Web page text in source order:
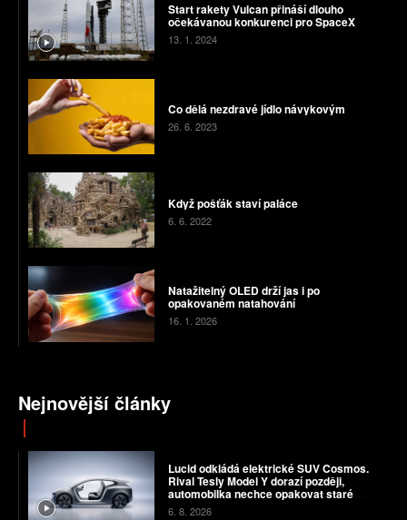
Start rakety Vulcan přináší dlouho
očekávanou konkurenci pro SpaceX
13. 1. 2024
Co dělá nezdravé jídlo návykovým
26. 6. 2023
Když pošťák staví paláce
6. 6. 2022
Natažitelný OLED drží jas i po
opakovaném natahování
16. 1. 2026
Nejnovější články
Lucid odkládá elektrické SUV Cosmos.
Rival Tesly Model Y dorazí později,
automobilka nechce opakovat staré
chyby
6. 8. 2026